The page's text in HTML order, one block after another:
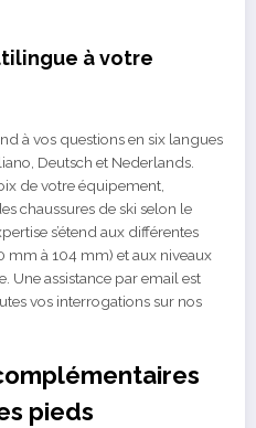
à votre
à vos questions en six langues
Deutsch et Nederlands.
de votre équipement,
chaussures de ski selon le
s’étend aux différentes
mm à 104 mm) et aux niveaux
Une assistance par email est
vos interrogations sur nos
pieds